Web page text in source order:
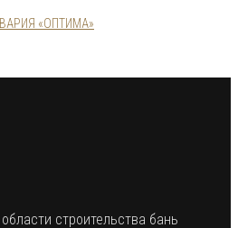
56
«ОПТИМА»
строительства бань